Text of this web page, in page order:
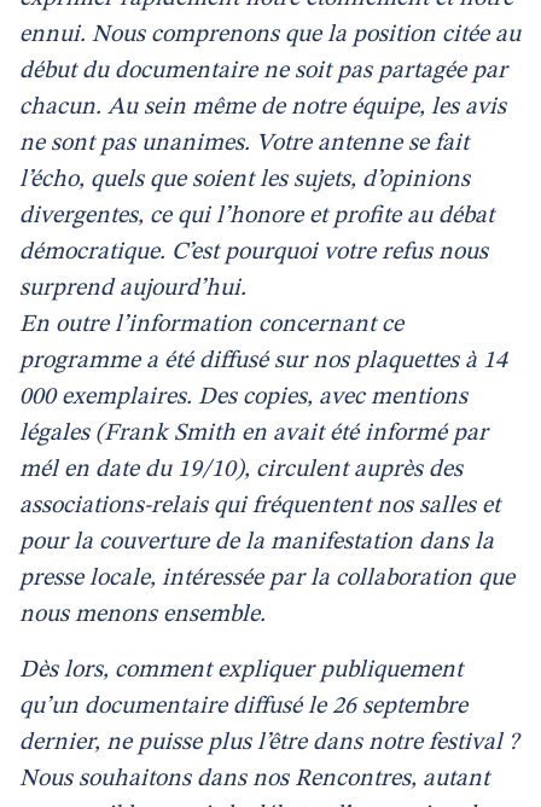
ennui. Nous comprenons que la position citée au
début du documentaire ne soit pas partagée par
chacun. Au sein même de notre équipe, les avis
ne sont pas unanimes. Votre antenne se fait
l’écho, quels que soient les sujets, d’opinions
divergentes, ce qui l’honore et profite au débat
démocratique. C’est pourquoi votre refus nous
surprend aujourd’hui.
En outre l’information concernant ce
programme a été diffusé sur nos plaquettes à 14
000 exemplaires. Des copies, avec mentions
légales (Frank Smith en avait été informé par
mél en date du 19/10), circulent auprès des
associations-relais qui fréquentent nos salles et
pour la couverture de la manifestation dans la
presse locale, intéressée par la collaboration que
nous menons ensemble.
Dès lors, comment expliquer publiquement
qu’un documentaire diffusé le 26 septembre
dernier, ne puisse plus l’être dans notre festival ?
Nous souhaitons dans nos Rencontres, autant